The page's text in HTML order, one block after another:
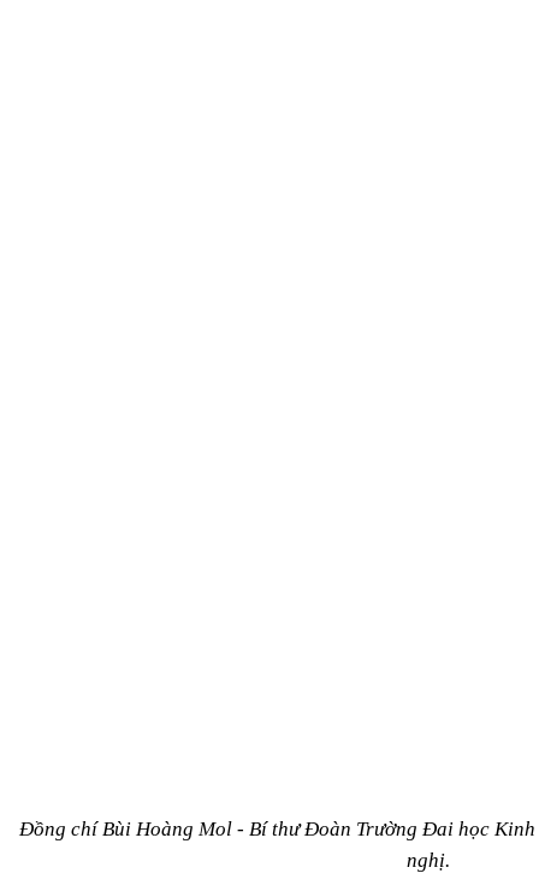
Đồng chí Bùi Hoàng Mol - Bí thư Đoàn Trường Đai học
nghị.